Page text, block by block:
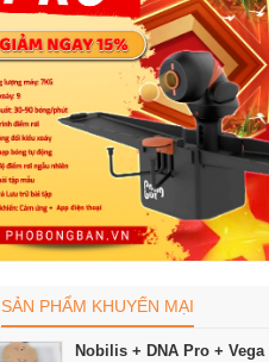
SẢN PHẨM KHUYẾN MẠI
Nobilis + DNA Pro + Vega